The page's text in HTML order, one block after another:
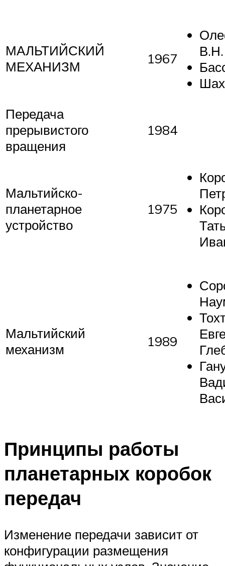
МАЛЬТИЙСКИЙ
МЕХАНИЗМ
1967
В.Н.
Передача
прерывистого
вращения
1984
Мальтийско-
планетарное
устройство
1975
Мальтийский
механизм
1989
Принципы работы
планетарных коробок
передач
Изменение передачи зависит от
конфигурации размещения